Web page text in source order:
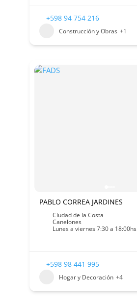
+598 94 754 216
Construcción y Obras +1
PABLO CORREA JARDINES
Ciudad de la Costa
Canelones
Lunes a viernes 7:30 a 18:00hs
+598 98 441 995
Hogar y Decoración +4